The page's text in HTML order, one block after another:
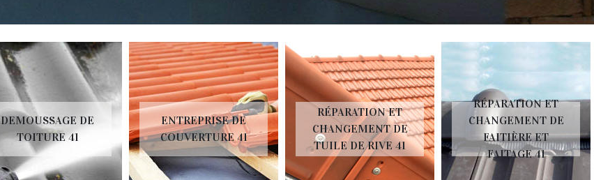
DEMOUSSAGE DE
TOITURE 41
ENTREPRISE DE
COUVERTURE 41
RÉPARATION ET
CHANGEMENT DE
TUILE DE RIVE 41
RÉPARATION ET
CHANGEMENT DE
FAITIÈRE ET
FAITAGE 41